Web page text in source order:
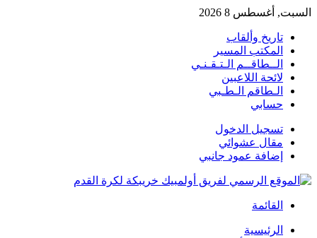
السبت, أغسطس 8 2026
تاريخ وألقاب
المكتب المسير
الــطاقــم الـتـقـنـي
لائحة اللاعبين
الـطاقم الـطـبي
حسابي
تسجيل الدخول
مقال عشوائي
إضافة عمود جانبي
القائمة
الرئيسية